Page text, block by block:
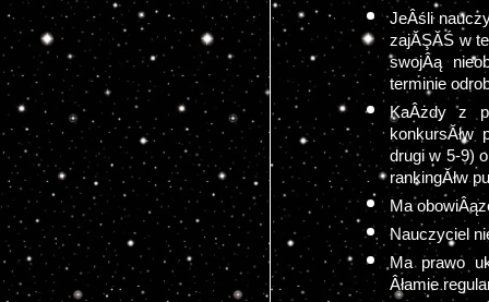
JeÂśli
zajĂŞĂŚ w
swojÂą
terminie
KaÂżdy z
drugi w 5-9)
rankingĂłw
Ma
Nauczyciel
Ma prawo
Âłamie